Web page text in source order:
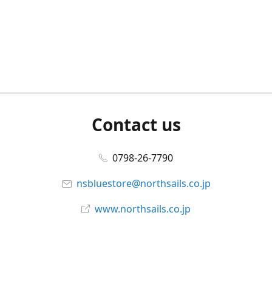
Contact us
0798-26-7790
nsbluestore@northsails.co.jp
www.northsails.co.jp